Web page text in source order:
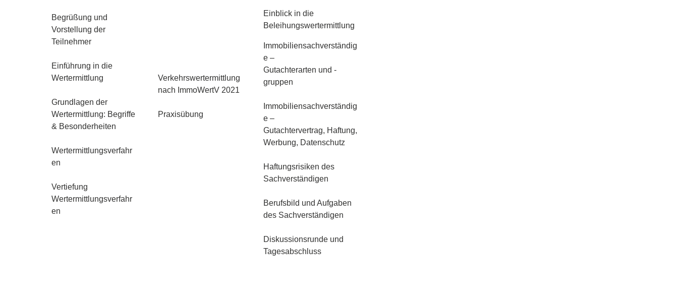
Begrüßung und
Vorstellung der
Teilnehmer
Einführung in die
Wertermittlung
Grundlagen der
Wertermittlung: Begriffe
& Besonderheiten
Wertermittlungsverfahr
en
Vertiefung
Wertermittlungsverfahr
en
Verkehrswertermittlung
nach ImmoWertV 2021
Praxisübung
Einblick in die
Beleihungswertermittlung
Immobiliensachverständig
e –
Gutachterarten und -
gruppen
Immobiliensachverständig
e –
Gutachtervertrag, Haftung,
Werbung, Datenschutz
Haftungsrisiken des
Sachverständigen
Berufsbild und Aufgaben
des Sachverständigen
Diskussionsrunde und
Tagesabschluss